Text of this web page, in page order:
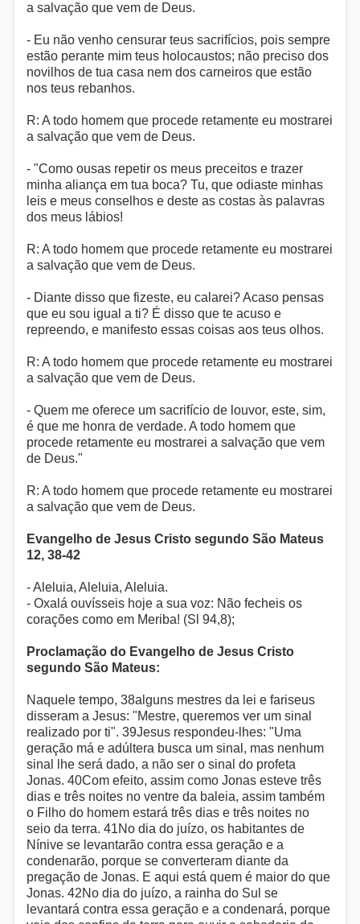
a salvação que vem de Deus.
- Eu não venho censurar teus sacrifícios, pois sempre
estão perante mim teus holocaustos; não preciso dos
novilhos de tua casa nem dos carneiros que estão
nos teus rebanhos.
R: A todo homem que procede retamente eu mostrarei
a salvação que vem de Deus.
- "Como ousas repetir os meus preceitos e trazer
minha aliança em tua boca? Tu, que odiaste minhas
leis e meus conselhos e deste as costas às palavras
dos meus lábios!
R: A todo homem que procede retamente eu mostrarei
a salvação que vem de Deus.
- Diante disso que fizeste, eu calarei? Acaso pensas
que eu sou igual a ti? É disso que te acuso e
repreendo, e manifesto essas coisas aos teus olhos.
R: A todo homem que procede retamente eu mostrarei
a salvação que vem de Deus.
- Quem me oferece um sacrifício de louvor, este, sim,
é que me honra de verdade. A todo homem que
procede retamente eu mostrarei a salvação que vem
de Deus."
R: A todo homem que procede retamente eu mostrarei
a salvação que vem de Deus.
Evangelho de Jesus Cristo segundo São Mateus
12, 38-42
- Aleluia, Aleluia, Aleluia.
- Oxalá ouvísseis hoje a sua voz: Não fecheis os
corações como em Meriba! (Sl 94,8);
Proclamação do Evangelho de Jesus Cristo
segundo São Mateus:
Naquele tempo, 38alguns mestres da lei e fariseus
disseram a Jesus: "Mestre, queremos ver um sinal
realizado por ti". 39Jesus respondeu-lhes: "Uma
geração má e adúltera busca um sinal, mas nenhum
sinal lhe será dado, a não ser o sinal do profeta
Jonas. 40Com efeito, assim como Jonas esteve três
dias e três noites no ventre da baleia, assim também
o Filho do homem estará três dias e três noites no
seio da terra. 41No dia do juízo, os habitantes de
Nínive se levantarão contra essa geração e a
condenarão, porque se converteram diante da
pregação de Jonas. E aqui está quem é maior do que
Jonas. 42No dia do juízo, a rainha do Sul se
levantará contra essa geração e a condenará, porque